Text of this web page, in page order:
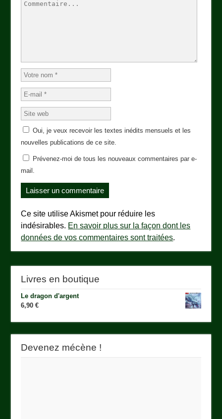
Oui, je veux recevoir les textes inédits mensuels et les
nouvelles publications de ce site.
Prévenez-moi de tous les nouveaux commentaires par e-
mail.
Ce site utilise Akismet pour réduire les
indésirables. En savoir plus sur la façon dont les
données de vos commentaires sont traitées.
Livres en boutique
Le dragon d'argent
6,90€
Devenez mécène !